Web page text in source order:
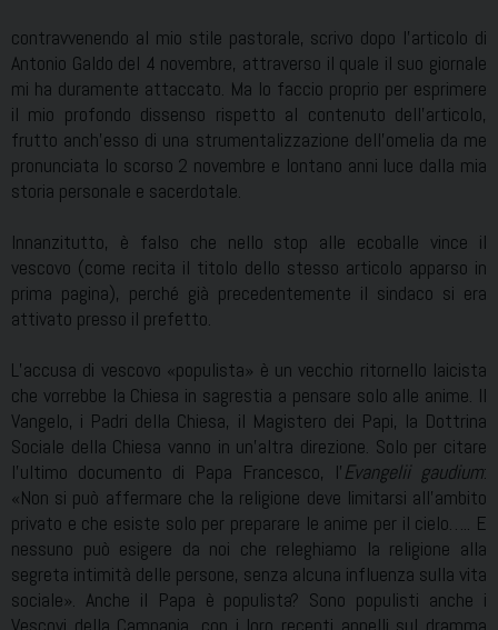
contravvenendo al mio stile pastorale, scrivo dopo l’articolo di
Antonio Galdo del 4 novembre, attraverso il quale il suo giornale
mi ha duramente attaccato. Ma lo faccio proprio per esprimere
il mio profondo dissenso rispetto al contenuto dell’articolo,
frutto anch’esso di una strumentalizzazione dell’omelia da me
pronunciata lo scorso 2 novembre e lontano anni luce dalla mia
storia personale e sacerdotale.
Innanzitutto, è falso che nello stop alle ecoballe vince il
vescovo (come recita il titolo dello stesso articolo apparso in
prima pagina), perché già precedentemente il sindaco si era
attivato presso il prefetto.
L’accusa di vescovo «populista» è un vecchio ritornello laicista
che vorrebbe la Chiesa in sagrestia a pensare solo alle anime. Il
Vangelo, i Padri della Chiesa, il Magistero dei Papi, la Dottrina
Sociale della Chiesa vanno in un’altra direzione. Solo per citare
l’ultimo documento di Papa Francesco, l’Evangelii gaudium:
«Non si può affermare che la religione deve limitarsi all’ambito
privato e che esiste solo per preparare le anime per il cielo….. E
nessuno può esigere da noi che releghiamo la religione alla
segreta intimità delle persone, senza alcuna influenza sulla vita
sociale». Anche il Papa è populista? Sono populisti anche i
Vescovi della Campania, con i loro recenti appelli sul dramma